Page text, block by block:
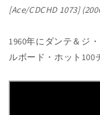
[Ace/CDCHD 1073]
1960年にダンテ＆ジ
ルボード・ホット100